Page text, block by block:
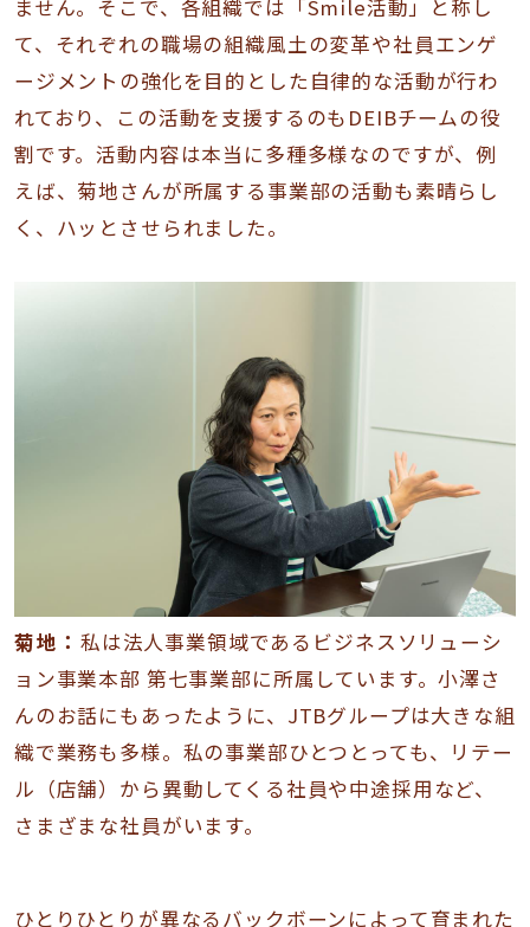
ません。そこで、各組織では「Smile活動」と称し
て、それぞれの職場の組織風土の変革や社員エンゲ
ージメントの強化を目的とした自律的な活動が行わ
れており、この活動を支援するのもDEIBチームの役
割です。活動内容は本当に多種多様なのですが、例
えば、菊地さんが所属する事業部の活動も素晴らし
く、ハッとさせられました。
菊地： 私は法人事業領域であるビジネスソリューシ
ョン事業本部 第七事業部に所属しています。小澤さ
んのお話にもあったように、JTBグループは大きな組
織で業務も多様。私の事業部ひとつとっても、リテー
ル（店舗）から異動してくる社員や中途採用など、
さまざまな社員がいます。
ひとりひとりが異なるバックボーンによって育まれた